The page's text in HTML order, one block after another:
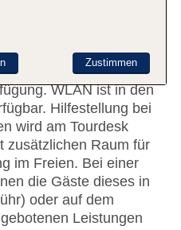
steht
Deutsch,
zur Seite. Eine
ein Safe stehen als
WLAN ist in den
Hilfestellung bei
wird am Tourdesk
zusätzlichen Raum für
im Freien. Bei einer
die Gäste dieses in
oder auf dem
Leistungen
Zustimmen